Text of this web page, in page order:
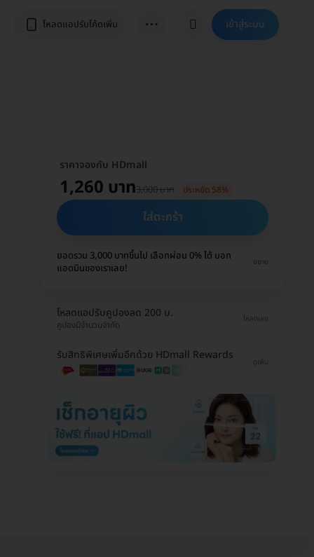
โหลดแอปรับโค้ดเพิ่ม ⋯ เข้าสู่ระบบ
ราคาจองกับ HDmall
1,260 บาท3,000 บาท ประหยัด 58%
ใส่ตะกร้า
ยอดรวม 3,000 บาทขึ้นไป เลือกผ่อน 0% ได้ บอก
แอดมินของเราเลย!
ขยาย
โหลดแอปรับคูปองลด 200 บ.
คูปองมีจำนวนจำกัด
โหลดเลย
รับสิทธิพิเศษเพิ่มอีกด้วย HDmall Rewards
ดูเพิ่ม